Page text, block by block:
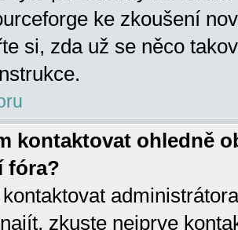
ke zkoušení
si, zda už se něco
kontaktovat ohledně
fóra?
zkuste nejprve